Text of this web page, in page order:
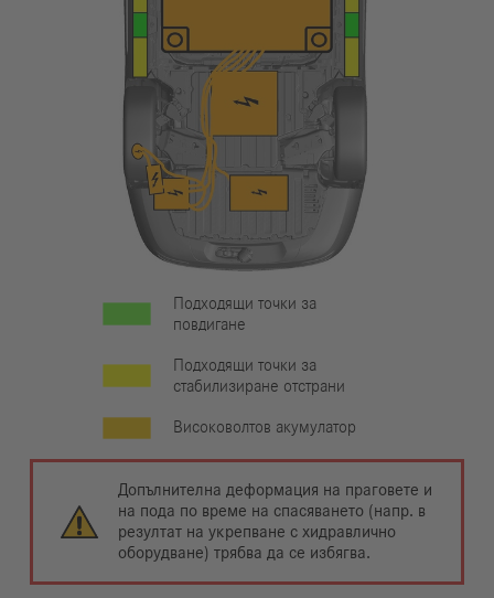
Подходящи точки за
повдигане
Подходящи точки за
стабилизиране отстрани
Високоволтов акумулатор
Допълнителна деформация на праговете и
на пода по време на спасяването (напр. в
резултат на укрепване с хидравлично
оборудване) трябва да се избягва.